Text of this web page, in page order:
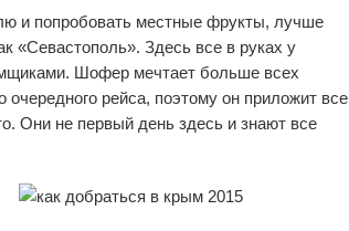
и попробовать местные фрукты, лучше
«Севастополь». Здесь все в руках у
Шофер мечтает больше всех
рейса, поэтому он приложит все
Они не первый день здесь и знают все